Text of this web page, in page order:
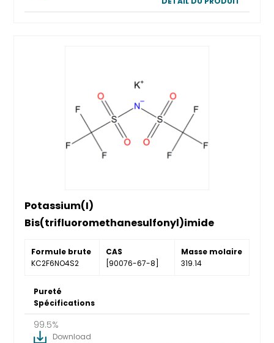
Potassium(I)
Bis(trifluoromethanesulfonyl)imide
Formule brute
KC2F6NO4S2
CAS
[90076-67-8]
Masse molaire
319.14
Pureté
Spécifications
99.5%
Download